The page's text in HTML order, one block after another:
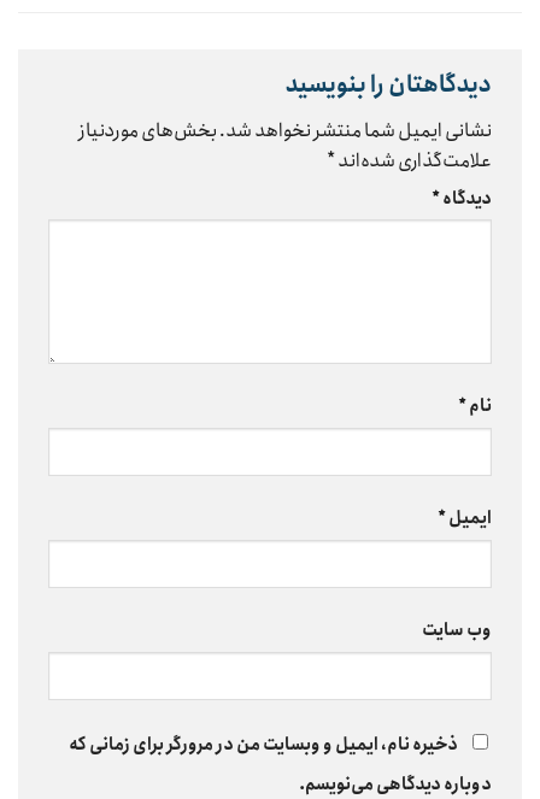
دیدگاهتان را بنویسید
نشانی ایمیل شما منتشر نخواهد شد.بخش‌های موردنیاز
علامت‌گذاری شده‌اند*
دیدگاه*
نام*
ایمیل*
وب‌ سایت
ذخیره نام، ایمیل و وبسایت من در مرورگر برای زمانی که
دوباره دیدگاهی می‌نویسم.